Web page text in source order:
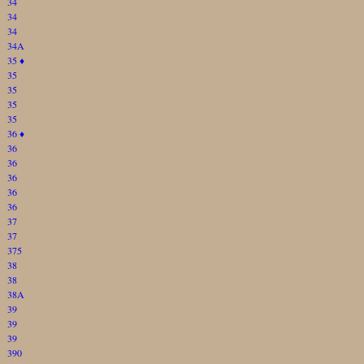
34
34
34A
35♦
35
35
35
35
36♦
36
36
36
36
36
37
37
375
38
38
38A
39
39
39
390